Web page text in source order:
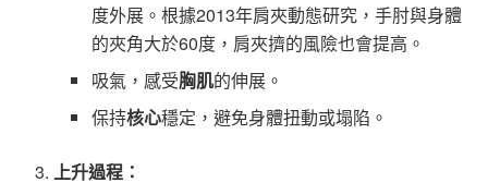
度外展。根據2013年肩夾動態研究，手肘與身體
的夾角大於60度，肩夾擠的風險也會提高。
吸氣，感受胸肌的伸展。
保持核心穩定，避免身體扭動或塌陷。
上升過程：